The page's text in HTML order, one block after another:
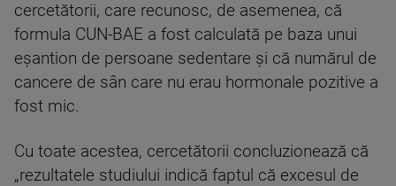
cercetătorii, care recunosc, de asemenea, că
formula CUN-BAE a fost calculată pe baza unui
eşantion de persoane sedentare şi că numărul de
cancere de sân care nu erau hormonale pozitive a
fost mic.
Cu toate acestea, cercetătorii concluzionează că
„rezultatele studiului indică faptul că excesul de